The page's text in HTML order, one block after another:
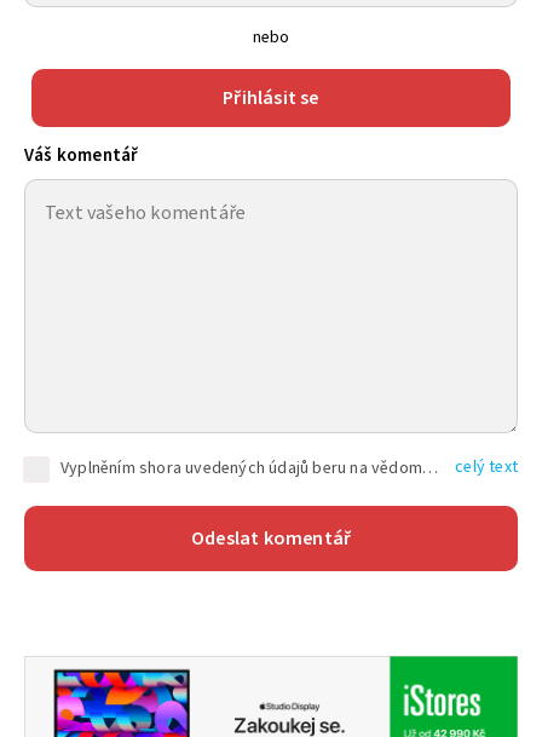
nebo
Přihlásit se
Váš komentář
Vyplněním shora uvedených údajů beru na vědomí, že společnost TEXT FACTORY s.r.o., sídlem Brno, Durďákova 336/29, Černá Pole, PSČ: 613 00, IČ: 06157831, zapsané u Krajského soudu v Brně, oddíl C, vložka 100399, bude zpracovávat mé osobní údaje uvedené v rámci mnou vyplněného registračního formuláře na základě oprávněných zájmů TEXT FACTORY s.r.o. dle čl. 6 odst. 1 písm. f) GDPR a pro splnění právních povinností (čl. 6 odst. 1 písm. c) GDPR), a to pro tyto účely: nezbytnost zajistit oprávnění návštěvníka webových stránek provozovaných společností TEXT FACTORY s.r.o. přispívat aktivně ke zveřejněným článkům nebo v rámci diskusních fór a výkon práv TEXT FACTORY s.r.o. jako administrátora těchto diskusních fór. Více informací o zpracování osobních údajů a právech lze nalézt v celý text